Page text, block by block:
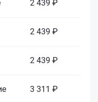
2 439 ₽
2 439 ₽
2 439 ₽
3 311 ₽